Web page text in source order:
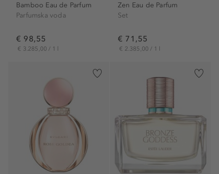
Bamboo Eau de Parfum
Parfumska voda
€ 98,55
€ 3.285,00 / 1 l
Zen Eau de Parfum
Set
€ 71,55
€ 2.385,00 / 1 l